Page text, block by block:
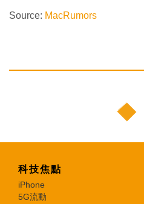
Source: MacRumors
科技焦點
iPhone
5G流動